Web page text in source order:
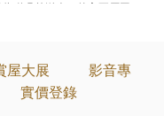
屋大展
影音專
實價登錄